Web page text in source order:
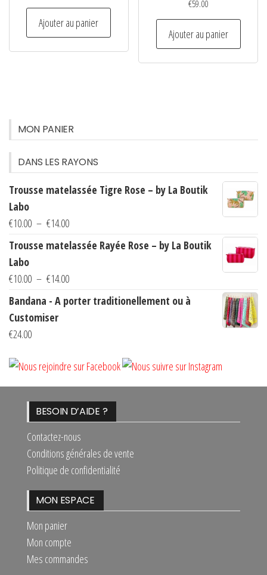
Ajouter au panier
€59.00
Ajouter au panier
MON PANIER
DANS LES RAYONS
Trousse matelassée Tigre Rose – by La Boutik
Labo
€10.00 – €14.00Plage
de
€10.00
€14.00
Trousse matelassée Rayée Rose – by La Boutik
Labo
€10.00 – €14.00Plage
€14.00
Bandana - A porter traditionellement ou à
Customiser
€24.00
BESOIN D’AIDE ?
Contactez-nous
Conditions générales de vente
Politique de confidentialité
MON ESPACE
Mon panier
Mon compte
Mes commandes